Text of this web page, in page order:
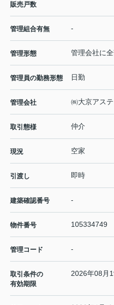
販売戸数
管理組合有無 -
管理形態 管理会社に
管理員の勤務形態 日勤
管理会社 ㈱大京アス
取引態様 仲介
現況 空家
引渡し 即時
建築確認番号 -
物件番号 105334749
管理コード -
取引条件の
有効期限
2026年08月